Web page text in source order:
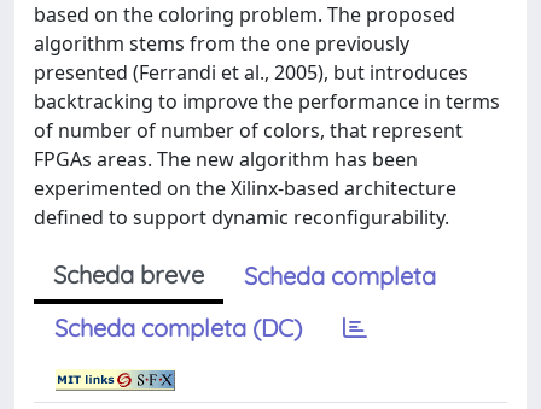
based on the coloring problem. The proposed
algorithm stems from the one previously
presented (Ferrandi et al., 2005), but introduces
backtracking to improve the performance in terms
of number of number of colors, that represent
FPGAs areas. The new algorithm has been
experimented on the Xilinx-based architecture
defined to support dynamic reconfigurability.
Scheda breve
Scheda completa
Scheda completa (DC)